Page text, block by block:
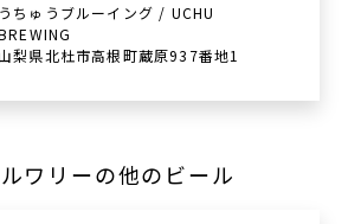
うちゅうブルーイング / UCHU
梨県北杜市高根町蔵原937番地1
ワリーの他のビール